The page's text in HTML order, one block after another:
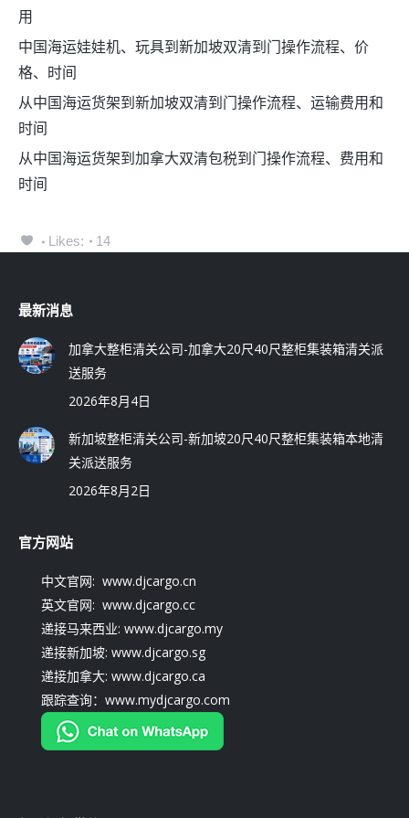
用
中国海运娃娃机、玩具到新加坡双清到门操作流程、价
格、时间
从中国海运货架到新加坡双清到门操作流程、运输费用和
时间
从中国海运货架到加拿大双清包税到门操作流程、费用和
时间
Likes: 14
最新消息
加拿大整柜清关公司-加拿大20尺40尺整柜集装箱清关派
送服务
2026年8月4日
新加坡整柜清关公司-新加坡20尺40尺整柜集装箱本地清
关派送服务
2026年8月2日
官方网站
中文官网: www.djcargo.cn
英文官网: www.djcargo.cc
递接马来西业: www.djcargo.my
递接新加坡: www.djcargo.sg
递接加拿大: www.djcargo.ca
跟踪查询：www.mydjcargo.com